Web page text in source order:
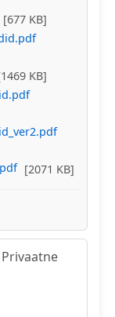
[677 KB]
KB]
[2071 KB]